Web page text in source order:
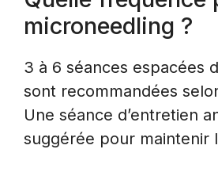
microneedling ?
3 à 6 séances espacées
sont recommandées
Une séance d’entretien
suggérée pour maintenir